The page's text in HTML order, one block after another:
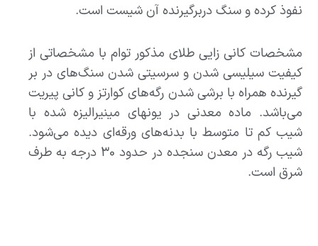
نفوذ کرده و سنگ دربرگیرنده آن شیست است.
مشخصات کانی زایی طلای مذکور توام با مشخصاتی از
کیفیت سیلیسی شدن و سرسیتی شدن سنگ‌های در بر
گیرنده همراه با برشی شدن رگه‌های کوارتز و کانی پیریت
می‌باشد. ماده معدنی در یونهای مینیرالیزه شده با
شیب کم تا متوسط با بدنه‌های ورقه‌ای دیده می‌شود.
شیب رگه در معدن سنجده در حدود ۳۰ درجه به طرف
شرق است.